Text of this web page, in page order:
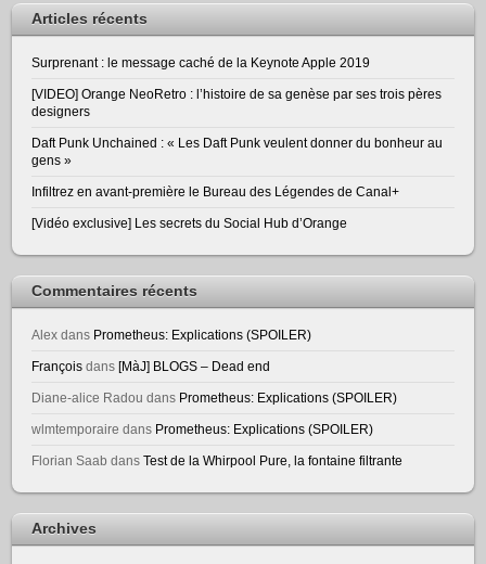
Articles récents
Surprenant : le message caché de la Keynote Apple 2019
[VIDEO] Orange NeoRetro : l’histoire de sa genèse par ses trois pères
designers
Daft Punk Unchained : « Les Daft Punk veulent donner du bonheur au
gens »
Infiltrez en avant-première le Bureau des Légendes de Canal+
[Vidéo exclusive] Les secrets du Social Hub d’Orange
Commentaires récents
Alex dans Prometheus: Explications (SPOILER)
François dans [MàJ] BLOGS – Dead end
Diane-alice Radou dans Prometheus: Explications (SPOILER)
wlmtemporaire dans Prometheus: Explications (SPOILER)
Florian Saab dansTest de la Whirpool Pure, la fontaine filtrante
Archives